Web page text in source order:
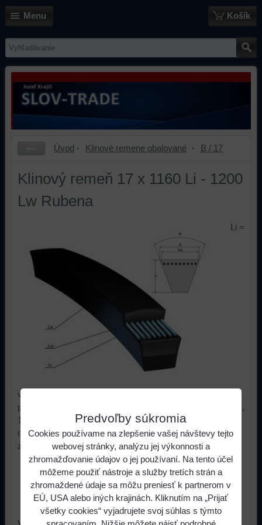
Menu Košík
Úvod Klinové remene obalované B / 17
Klinový remeň 17 x 1160 Li - 1200
Lw Rubena
Li =
vnútorná dĺžka remeňa , najčastejšie označovanie najmä
pri klasických hladkých remeňov so šírkami 8mm , 10mm ,
13mm , 17mmLa = vonkajšia dĺžka remeňaLw,Lp = je to
označovanie "vyššieho stredu" , je to rozmer na úrovni
zosilnenia remeňa
Cena: 7,50 €s DPH
ks Do košíka
Predvoľby súkromia
Cookies používame na zlepšenie vašej návštevy tejto
webovej stránky, analýzu jej výkonnosti a
zhromažďovanie údajov o jej používaní. Na tento účel
môžeme použiť nástroje a služby tretích strán a
zhromaždené údaje sa môžu preniesť k partnerom v
EÚ, USA alebo iných krajinách. Kliknutím na „Prijať
všetky cookies“ vyjadrujete svoj súhlas s týmto